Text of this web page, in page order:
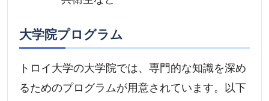
大学院プログラム
トロイ大学の大学院では、専門的な知識を深め
るためのプログラムが用意されています。以下